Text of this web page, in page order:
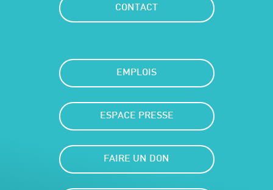
CONTACT
EMPLOIS
ESPACE PRESSE
FAIRE UN DON